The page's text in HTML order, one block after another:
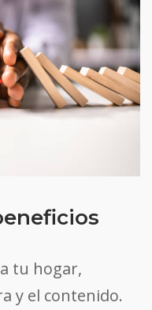
tu hogar,
y el contenido.